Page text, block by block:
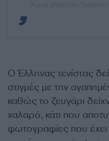
Ο Έλληνας τενίστας
στιγμές με την
καθώς το ζευγάρι
χαλαρό, κάτι που
φωτογραφίες που